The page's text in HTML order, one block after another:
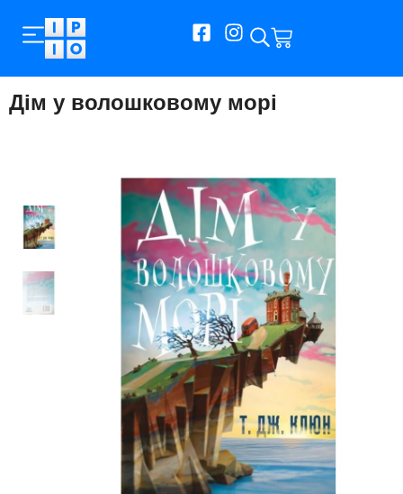
Дім у волошковому морі